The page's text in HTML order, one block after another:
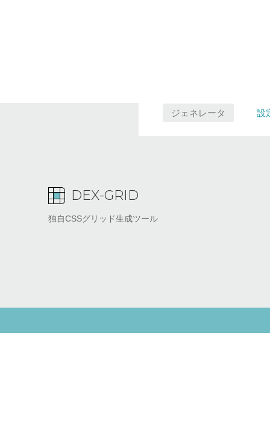
DEX-GRID
独自CSSグリッド生成ツール
ジェネレータ 設